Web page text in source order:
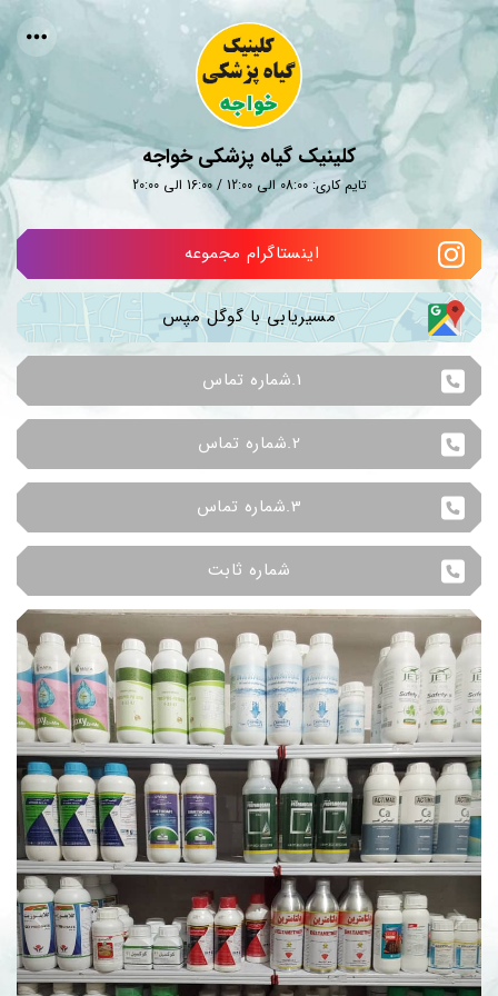
کلینیک گیاه پزشکی خواجه
تایم کاری: 08:00 الی 12:00 / 16:00 الی 20:00
اینستاگرام مجموعه
مسیریابی با گوگل مپس
1.شماره تماس
2.شماره تماس
3.شماره تماس
شماره ثابت